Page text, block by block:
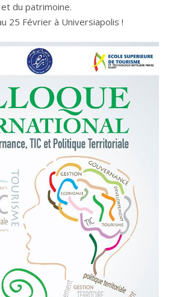
du patrimoine.
25 Février à Universiapolis !